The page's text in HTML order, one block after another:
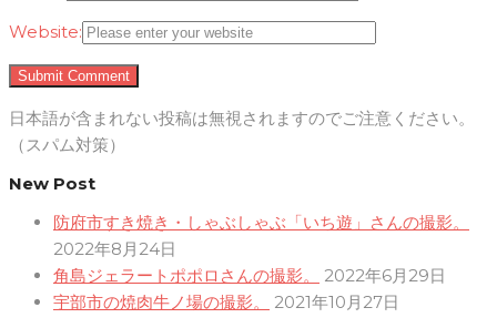
Website:
日本語が含まれない投稿は無視されますのでご注意ください。
（スパム対策）
New Post
防府市すき焼き・しゃぶしゃぶ「いち遊」さんの撮影。
2022年8月24日
角島ジェラートポポロさんの撮影。
2022年6月29日
宇部市の焼肉牛ノ場の撮影。
2021年10月27日